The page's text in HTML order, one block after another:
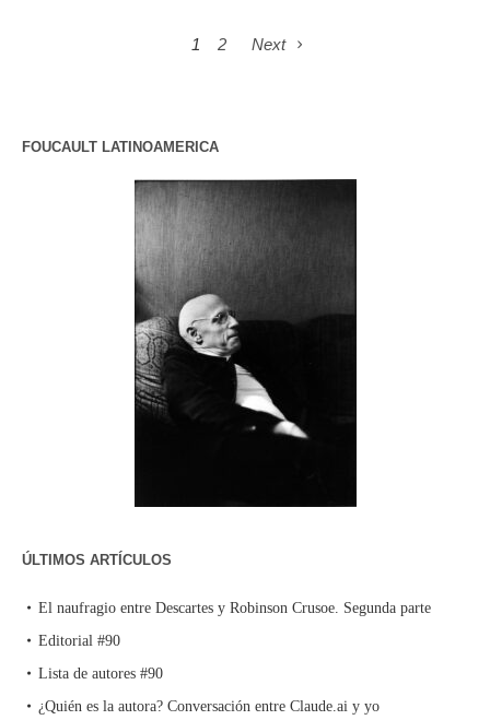
1 2 Next
FOUCAULT LATINOAMERICA
ÚLTIMOS ARTÍCULOS
El naufragio entre Descartes y Robinson Crusoe. Segunda parte
Editorial #90
Lista de autores #90
¿Quién es la autora? Conversación entre Claude.ai y yo